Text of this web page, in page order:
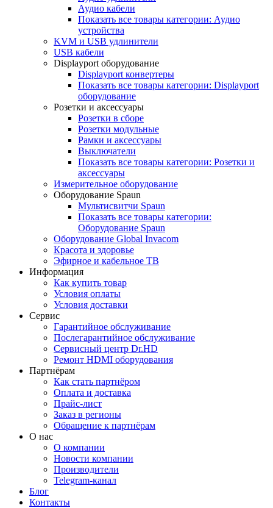
Аудио кабели
Показать все товары категории: Аудио
устройства
KVM и USB удлинители
USB кабели
Displayport оборудование
Displayport конвертеры
Показать все товары категории: Displayport
оборудование
Розетки и аксессуары
Розетки в сборе
Розетки модульные
Рамки и аксессуары
Выключатели
Показать все товары категории: Розетки и
аксессуары
Измерительное оборудование
Оборудование Spaun
Мультисвитчи Spaun
Показать все товары категории:
Оборудование Spaun
Оборудование Global Invacom
Красота и здоровье
Эфирное и кабельное ТВ
Информация
Как купить товар
Условия оплаты
Условия доставки
Сервис
Гарантийное обслуживание
Послегарантийное обслуживание
Сервисный центр Dr.HD
Ремонт HDMI оборудования
Партнёрам
Как стать партнёром
Оплата и доставка
Прайс-лист
Заказ в регионы
Обращение к партнёрам
О нас
О компании
Новости компании
Производители
Telegram-канал
Блог
Контакты